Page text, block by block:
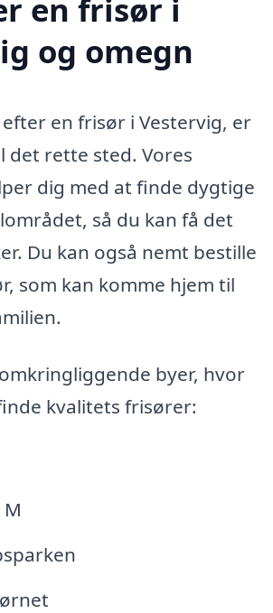
en frisør i
og omegn
en frisør i Vestervig, er
det rette sted. Vores
dig med at finde dygtige
så du kan få det
Du kan også nemt bestille
som kan komme hjem til
byer, hvor
kvalitets frisører: